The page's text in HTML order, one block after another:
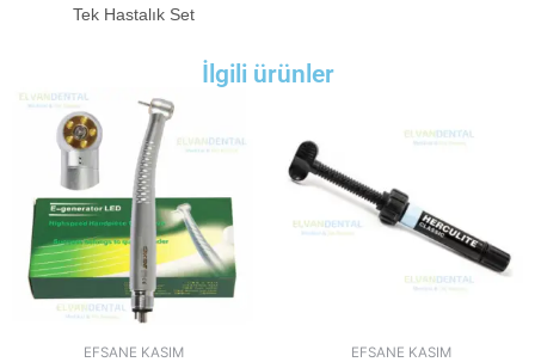
Tek Hastalık Set
İlgili ürünler
EFSANE KASIM EFSANE KASIM